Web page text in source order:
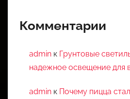
Комментарии
admin к Грунтовые
надежное освещение для
admin к Почему пицца